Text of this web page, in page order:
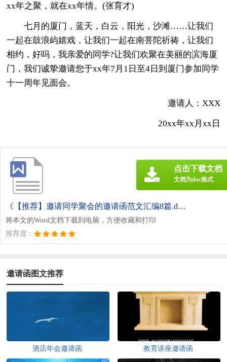
xx年之聚，就在xx年情。(张育才)
七月的厦门，蓝天，白云，阳光，沙滩……让我们
一起在鼓浪屿嬉戏，让我们一起在南菩陀祈祷，让我们
相约，好吗，我亲爱的同学?让我们欢聚在美丽的滨海厦
门，我们诚挚邀请您于xx年7月1日至4日到厦门参加同学
十一周年见面会。
邀请人：XXX
20xx年xx月xx日
《【推荐】邀请同学聚会的邀请函范文汇编8篇.doc》
将本文的Word文档下载到电脑，方便收藏和打印
推荐度：
点击下载文档
文档为doc格式
邀请函图文推荐
酒店年会邀请函 教育讲座邀请函